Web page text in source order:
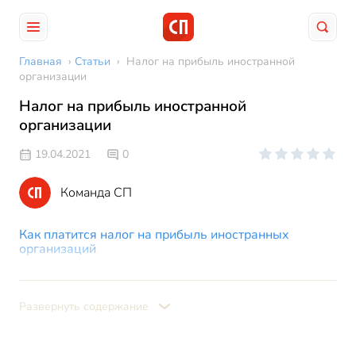
Главная › Статьи › Налог на прибыль иностранной
организации
Налог на прибыль иностранной
организации
19.04.2021 0
Команда СП
Как платится налог на прибыль иностранных
организаций
Декларация по налогу на прибыль иностранной
Развернуть содержание